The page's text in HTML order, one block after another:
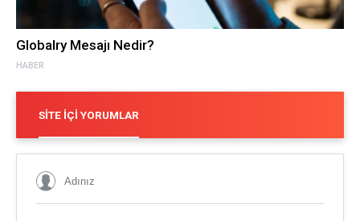
HABER
Globalry Mesajı Nedir?
SITE İÇI YORUMLAR